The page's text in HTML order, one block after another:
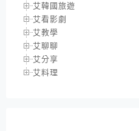
艾韓國旅遊
艾看影劇
艾教學
艾聊聊
艾分享
艾料理